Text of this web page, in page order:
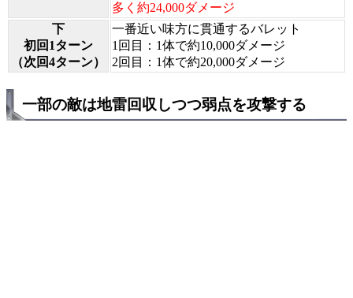
多く約24,000ダメージ
下
初回1ターン
（次回4ターン）
一番近い味方に貫通するバレット
1回目：1体で約10,000ダメージ
2回目：1体で約20,000ダメージ
一部の敵は地雷回収しつつ弱点を攻撃する